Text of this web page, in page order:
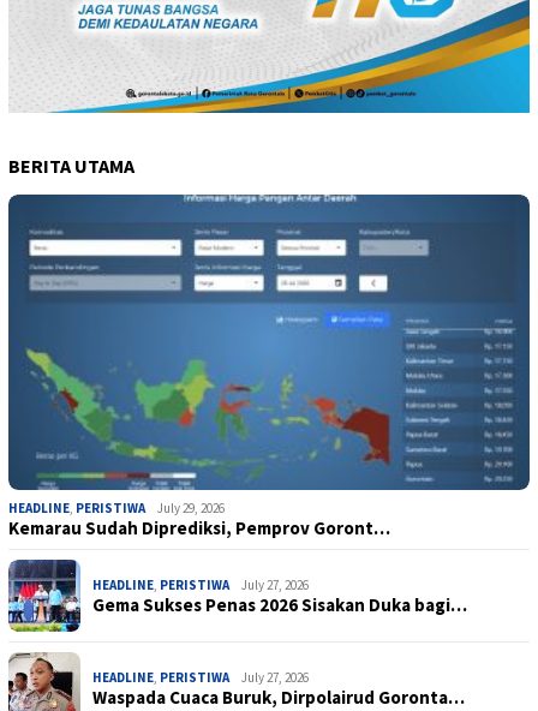
BERITA UTAMA
HEADLINE, PERISTIWA July 29, 2026
Kemarau Sudah Diprediksi, Pemprov Goront…
HEADLINE, PERISTIWA July 27, 2026
Gema Sukses Penas 2026 Sisakan Duka bagi…
HEADLINE, PERISTIWA July 27, 2026
Waspada Cuaca Buruk, Dirpolairud Goronta…